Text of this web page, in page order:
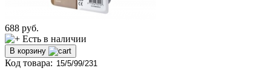
688 руб.
Есть в наличии
В корзину
Код товара: